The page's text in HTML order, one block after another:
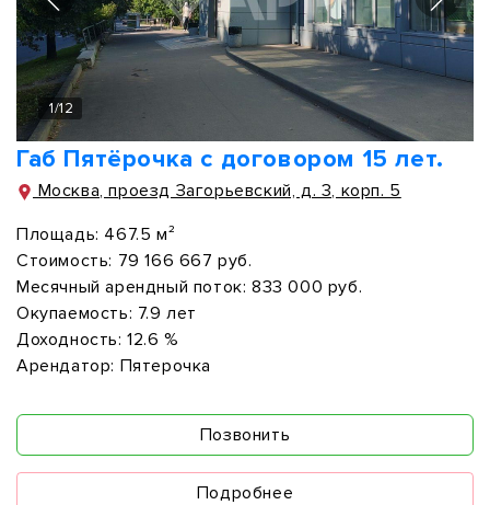
1/12
Габ Пятёрочка с договором 15 лет.
Москва, проезд Загорьевский, д. 3, корп. 5
Площадь: 467.5 м²
Стоимость: 79 166 667 руб.
Месячный арендный поток: 833 000 руб.
Окупаемость: 7.9 лет
Доходность: 12.6 %
Арендатор: Пятерочка
Позвонить
Подробнее